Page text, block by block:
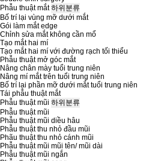
Phẫu thuật mắt 하위분류
Bố trí lại vùng mỡ dưới mắt
Gói làm mắt edge
Chỉnh sửa mắt không cần mổ
Tạo mắt hai mí
Tạo mắt hai mí với đường rạch tối thiểu
Phẫu thuật mở góc mắt
Nâng chân mày tuổi trung niên
Nâng mí mắt trên tuổi trung niên
Bố trí lại phần mỡ dưới mắt tuổi trung niên
Tái phẫu thuật mắt
Phẫu thuật mũi 하위분류
Phẫu thuật mũi
Phẫu thuật mũi diều hâu
Phẫu thuật thu nhỏ đầu mũi
Phãu thuật thu nhỏ cánh mũi
Phẫu thuật mũi mũi tên/ mũi dài
Phẫu thuật mũi ngắn